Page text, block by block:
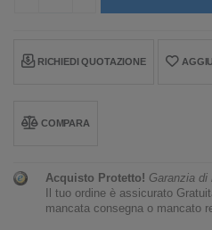
RICHIEDI QUOTAZIONE
COMPARA
Acquisto Protetto! Garanzia di
Il tuo ordine è assicurato
mancata consegna o mancato